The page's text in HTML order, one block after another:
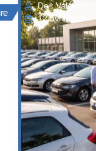
De : Valérian
12 avril 2026